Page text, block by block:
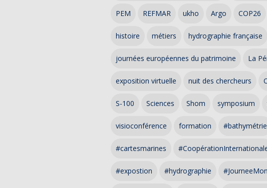
PEM REFMAR ukho Argo COP26
histoire métiers hydrographie française
journées européennes du patrimoine La
exposition virtuelle nuit des chercheurs
S-100 Sciences Shom symposium
visioconférence formation #bathymétrie
#cartesmarines
#expostion #hydrographie